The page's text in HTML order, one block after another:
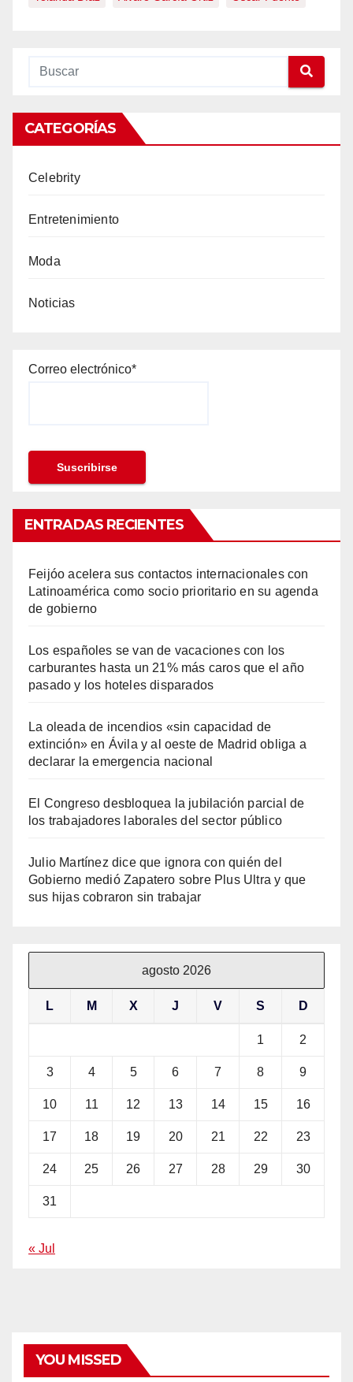
CATEGORÍAS
Celebrity
Entretenimiento
Moda
Noticias
Correo electrónico*
ENTRADAS RECIENTES
Feijóo acelera sus contactos internacionales con
Latinoamérica como socio prioritario en su agenda
de gobierno
Los españoles se van de vacaciones con los
carburantes hasta un 21% más caros que el año
pasado y los hoteles disparados
La oleada de incendios «sin capacidad de
extinción» en Ávila y al oeste de Madrid obliga a
declarar la emergencia nacional
El Congreso desbloquea la jubilación parcial de
los trabajadores laborales del sector público
Julio Martínez dice que ignora con quién del
Gobierno medió Zapatero sobre Plus Ultra y que
sus hijas cobraron sin trabajar
agosto 2026
L M X J V S D
1 2
3 4 5 6 7 8 9
10 11 12 13 14 15 16
17 18 19 20 21 22 23
24 25 26 27 28 29 30
31
« Jul
YOU MISSED